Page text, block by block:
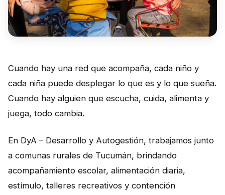
Perú
Argentina
En Ecuador
En Perú
RECURSOS
Publicaciones
Caja de Herramientas
Cuando hay una red que acompaña, cada niño y
cada niña puede desplegar lo que es y lo que sueña.
Cuando hay alguien que escucha, cuida, alimenta y
juega, todo cambia.
En DyA – Desarrollo y Autogestión, trabajamos junto
a comunas rurales de Tucumán, brindando
acompañamiento escolar, alimentación diaria,
estímulo, talleres recreativos y contención